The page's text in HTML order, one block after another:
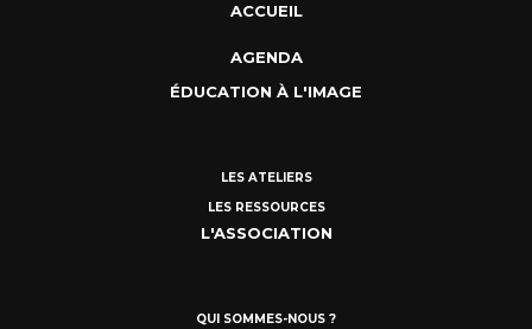
ACCUEIL
AGENDA
ÉDUCATION À L'IMAGE
LES ATELIERS
LES RESSOURCES
L'ASSOCIATION
QUI SOMMES-NOUS ?